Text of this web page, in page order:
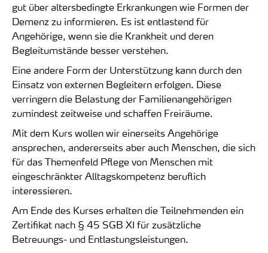
gut über altersbedingte Erkrankungen wie Formen der
Demenz zu informieren. Es ist entlastend für
Angehörige, wenn sie die Krankheit und deren
Begleitumstände besser verstehen.
Eine andere Form der Unterstützung kann durch den
Einsatz von externen Begleitern erfolgen. Diese
verringern die Belastung der Familienangehörigen
zumindest zeitweise und schaffen Freiräume.
Mit dem Kurs wollen wir einerseits Angehörige
ansprechen, andererseits aber auch Menschen, die sich
für das Themenfeld Pflege von Menschen mit
eingeschränkter Alltagskompetenz beruflich
interessieren.
Am Ende des Kurses erhalten die Teilnehmenden ein
Zertifikat nach § 45 SGB XI für zusätzliche
Betreuungs- und Entlastungsleistungen.